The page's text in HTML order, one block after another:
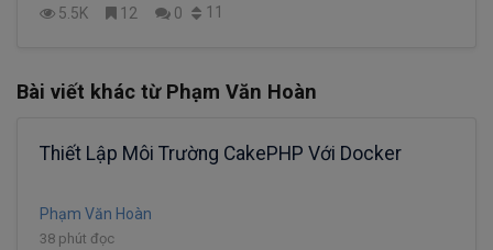
5.5K 12 0 11
Bài viết khác từ Phạm Văn Hoàn
Thiết Lập Môi Trường CakePHP Với Docker
Phạm Văn Hoàn
38 phút đọc